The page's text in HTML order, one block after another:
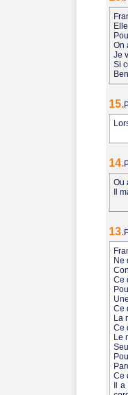
On
Je
Si
15.
14.
Ou
Il
13.
Ne
Ce
Ce
La
Ce
Le
Ce
Il